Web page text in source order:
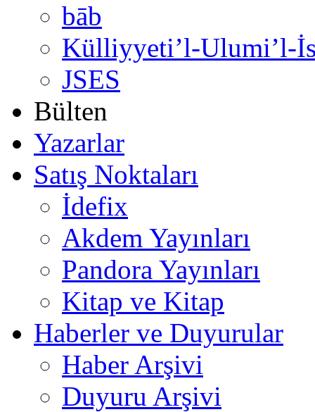
bāb
Külliyyeti’l-Ulumi’l-
JSES
Bülten
Yazarlar
Satış Noktaları
İdefix
Akdem Yayınları
Pandora Yayınları
Kitap ve Kitap
Haberler ve Duyurular
Haber Arşivi
Duyuru Arşivi